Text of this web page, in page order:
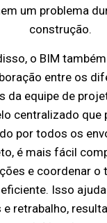
um problema
construção.
o BIM
entre os
da equipe de
centralizado que
por todos os
é mais fácil
e coordenar o
Isso
e retrabalho,